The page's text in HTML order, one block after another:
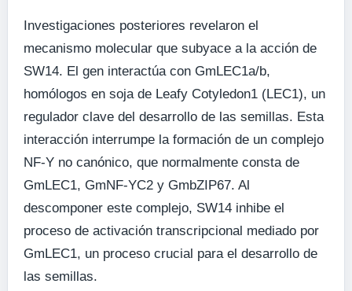
Investigaciones posteriores revelaron el
mecanismo molecular que subyace a la acción de
SW14. El gen interactúa con GmLEC1a/b,
homólogos en soja de Leafy Cotyledon1 (LEC1), un
regulador clave del desarrollo de las semillas. Esta
interacción interrumpe la formación de un complejo
NF-Y no canónico, que normalmente consta de
GmLEC1, GmNF-YC2 y GmbZIP67. Al
descomponer este complejo, SW14 inhibe el
proceso de activación transcripcional mediado por
GmLEC1, un proceso crucial para el desarrollo de
las semillas.